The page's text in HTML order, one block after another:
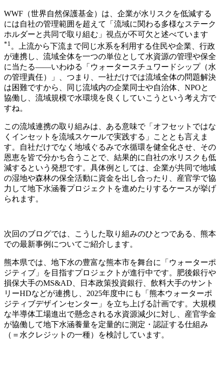
WWF（世界自然保護基金）は、企業が水リスクを低減する
には自社の管理範囲を超えて「流域に関わる多様なステーク
ホルダーと共同で取り組む」視点が不可欠と述べています
*1 。上流から下流まで同じ水系を利用する住民や企業、行政
が連携し、流域全体を一つの単位として水資源の管理や保全
に当たる――いわゆる「ウォータースチュワードシップ（水
の管理責任）」、つまり、一社だけでは流域全体の問題解決
は困難ですから、同じ流域内の企業同士や自治体、NPOと
協働し、流域規模で水環境を良くしていこうという考え方で
すね。
この流域連携の取り組みは、ある意味で「オフセットではな
くインセットを流域スケールで実践する」こととも言えま
す。自社だけでなく地域ぐるみで水循環を健全化させ、その
恩恵を皆で分かち合うことで、結果的に自社の水リスクも低
減するという発想です。具体例としては、企業が共同で地域
の湿地や森林の保全活動に資金を出し合ったり、産官学で協
力して地下水涵養プロジェクトを進めたりするケースが挙げ
られます。
次回のブログでは、こうした取り組みのひとつである、熊本
での最新事例についてご紹介します。
熊本県では、地下水の豊富な熊本市を舞台に「ウォーターポ
ジティブ」を目指すプロジェクトが進行中です。肥後銀行や
損保大手のMS&AD、日本政策投資銀行、飲料大手のサント
リーHDなどが連携し、2025年度中にも「熊本ウォーターポ
ジティブデザインセンター」を立ち上げる計画です。大規模
な半導体工場進出で懸念される水資源減少に対し、産官学金
が協働して地下水涵養量を定量的に測定・認証する仕組み
（＝水クレジットの一種）を検討しています。